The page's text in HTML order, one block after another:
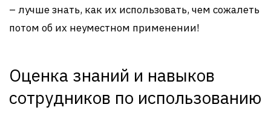
– лучше знать, как их использовать, чем сожалеть
потом об их неуместном применении!
Оценка знаний и навыков
сотрудников по использованию